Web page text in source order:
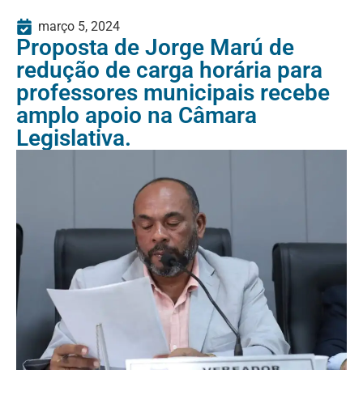
março 5, 2024
Proposta de Jorge Marú de
redução de carga horária para
professores municipais recebe
amplo apoio na Câmara
Legislativa.